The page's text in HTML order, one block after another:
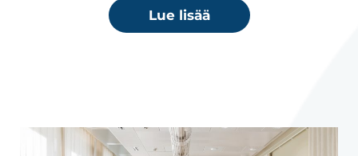
Lue lisää